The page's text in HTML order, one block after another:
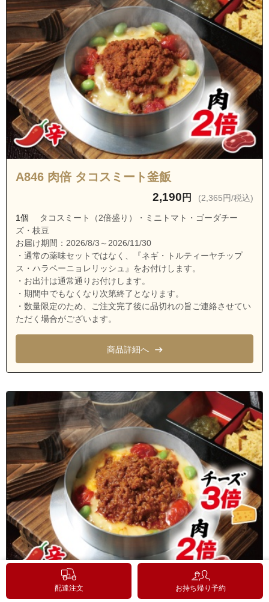
A846 肉倍 タコスミート釜飯
2,190 円 (2,365円/税込)
1個
タコスミート（2倍盛り）・ミニトマト・ゴーダチー
ズ・枝豆
お届け期間：2026/8/3～2026/11/30
・通常の薬味セットではなく、『ネギ・トルティーヤチップ
ス・ハラペーニョレリッシュ』をお付けします。
・お出汁は通常通りお付けします。
・期間中でもなくなり次第終了となります。
・数量限定のため、ご注文完了後に品切れの旨ご連絡させてい
ただく場合がございます。
商品詳細へ
A845 肉倍チーズMAX タコスミート釜飯
配達注文 お持ち帰り予約